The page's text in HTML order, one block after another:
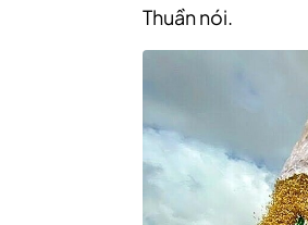
Thuần nói.